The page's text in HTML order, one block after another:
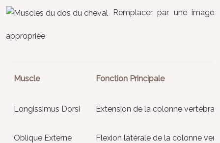
Remplacer par une image
appropriée
Muscle Fonction Principale
Longissimus Dorsi Extension de la colonne
Oblique Externe Flexion latérale de la colonne